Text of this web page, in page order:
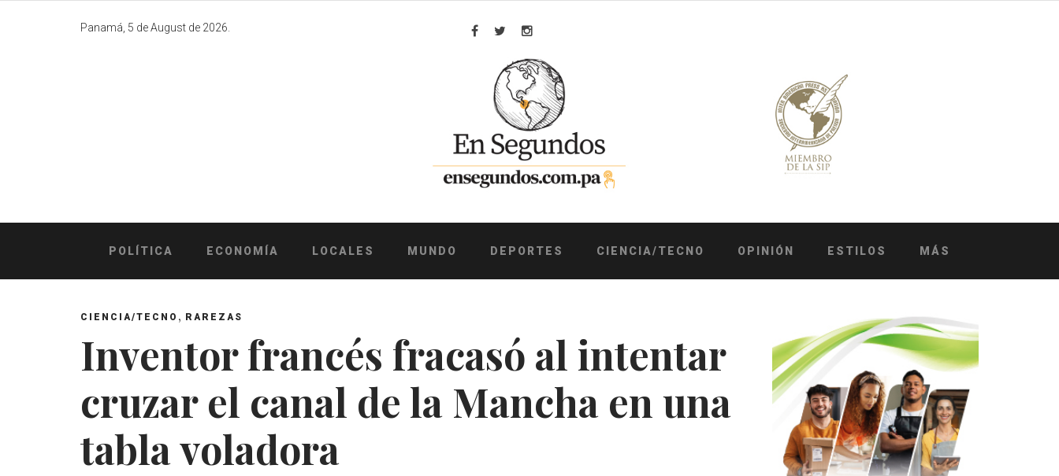
Panamá, 5 de August de 2026.
Facebook
TwitterInstagram
POLÍTICA ECONOMÍA LOCALES MUNDO DEPORTES CIENCIA/TECNO OPINIÓN ESTILOS MÁS
CIENCIA/TECNO , RAREZAS
Inventor francés fracasó al intentar
cruzar el canal de la Mancha en una
tabla voladora